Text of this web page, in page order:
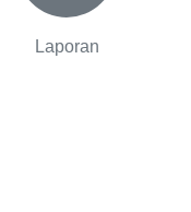
Laporan